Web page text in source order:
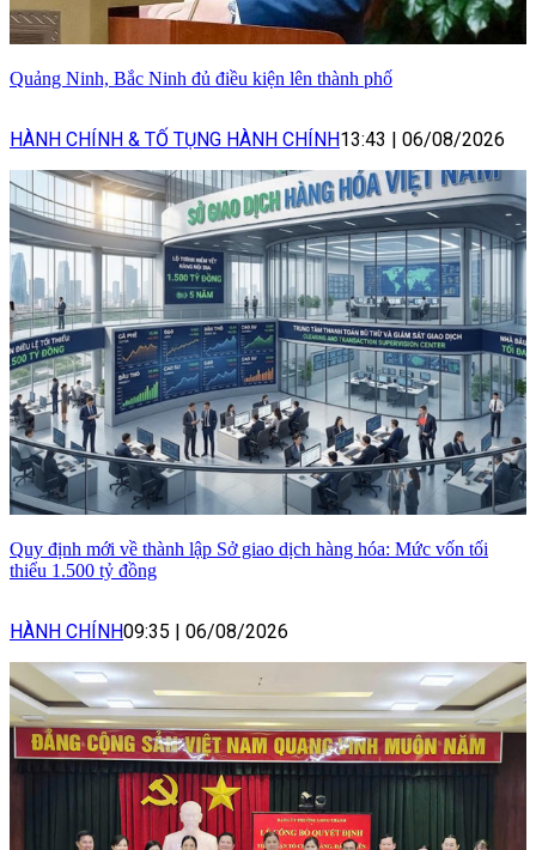
Quảng Ninh, Bắc Ninh đủ điều kiện lên thành phố
HÀNH CHÍNH & TỐ TỤNG HÀNH CHÍNH13:43 06/08/2026
Quy định mới về thành lập Sở giao dịch hàng hóa: Mức vốn tối
thiểu 1.500 tỷ đồng
HÀNH CHÍNH09:35 06/08/2026